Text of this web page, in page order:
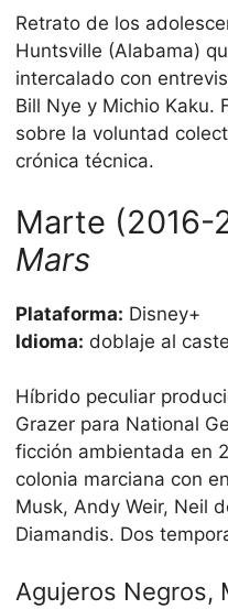
Retrato de los
Huntsville (Alabama)
intercalado con
Bill Nye y Michio Kaku.
sobre la voluntad
crónica técnica.
Marte
Mars
Plataforma: Disney+
Idioma: doblaje al
Híbrido peculiar
Grazer para National
ficción ambientada en
colonia marciana con
Musk, Andy Weir, Neil
Diamandis. Dos
Agujeros Negros,